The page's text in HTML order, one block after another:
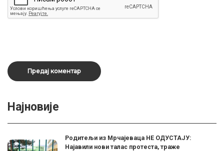
Најновије
Родитељи из Мрчајеваца НЕ ОДУСТАЈУ:
Најавили нови талас протеста, траже